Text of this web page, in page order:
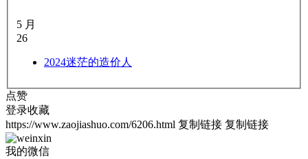
5 月
26
2024迷茫的造价人
点赞
登录收藏
https://www.zaojiashuo.com/6206.html 复制链接 复制链接
我的微信